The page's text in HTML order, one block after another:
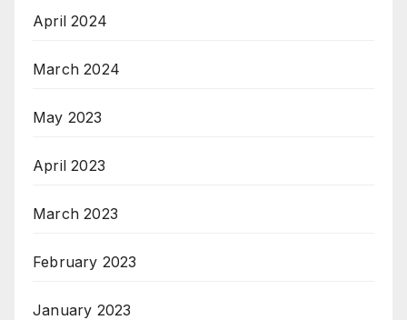
April 2024
March 2024
May 2023
April 2023
March 2023
February 2023
January 2023